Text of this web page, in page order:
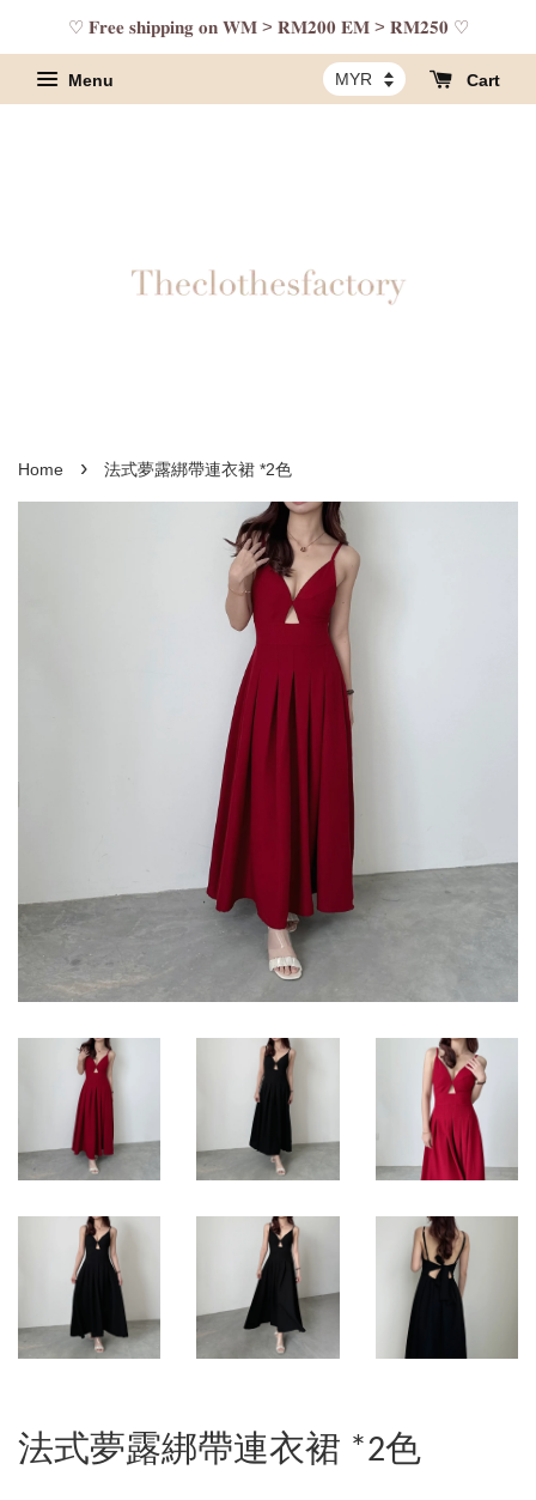
♡ 𝐅𝐫𝐞𝐞 𝐬𝐡𝐢𝐩𝐩𝐢𝐧𝐠 𝐨𝐧 𝐖𝐌 > 𝐑𝐌𝟐𝟎𝟎 𝐄𝐌 > 𝐑𝐌𝟐𝟓𝟎 ♡
Menu Cart
Home › 法式夢露綁帶連衣裙 *2色
法式夢露綁帶連衣裙 *2色